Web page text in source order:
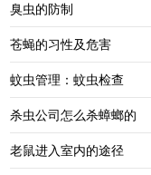
臭虫的防制
苍蝇的习性及危害
蚊虫管理：蚊虫检查
杀虫公司怎么杀蟑螂的
老鼠进入室内的途径